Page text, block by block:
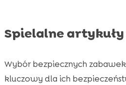
Spielalne
Wybór bezpiecznych
kluczowy dla ich